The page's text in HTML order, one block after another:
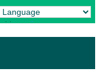
by Translate